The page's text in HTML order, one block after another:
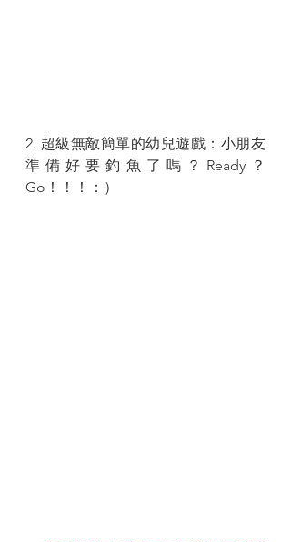
2. 超級無敵簡單的幼兒遊戲：小朋友
準備好要釣魚了嗎？Ready？
Go！！！：）